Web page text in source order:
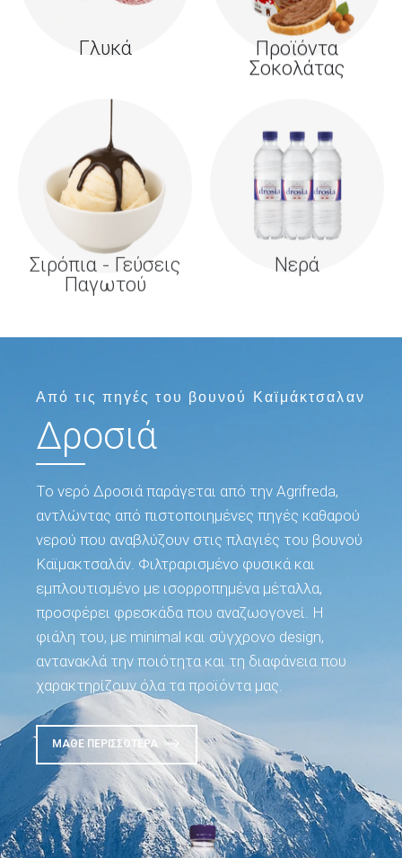
Γλυκά
Προϊόντα
Σοκολάτας
Σιρόπια - Γεύσεις
Παγωτού
Νερά
Από τις πηγές του βουνού Καϊμάκτσαλαν
Δροσιά
Το νερό Δροσιά παράγεται από την Agrifreda,
αντλώντας από πιστοποιημένες πηγές καθαρού
νερού που αναβλύζουν στις πλαγιές του βουνού
Καϊμακτσαλάν. Φιλτραρισμένο φυσικά και
εμπλουτισμένο με ισορροπημένα μέταλλα,
προσφέρει φρεσκάδα που αναζωογονεί. Η
φιάλη του, με minimal και σύγχρονο design,
αντανακλά την ποιότητα και τη διαφάνεια που
χαρακτηρίζουν όλα τα προϊόντα μας.
ΜΆΘΕ ΠΕΡΙΣΣΌΤΕΡΑ